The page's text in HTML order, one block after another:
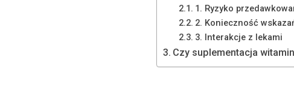
1. Ryzyko
2. Konieczność
3. Interakcje z lekami
Czy suplementacja